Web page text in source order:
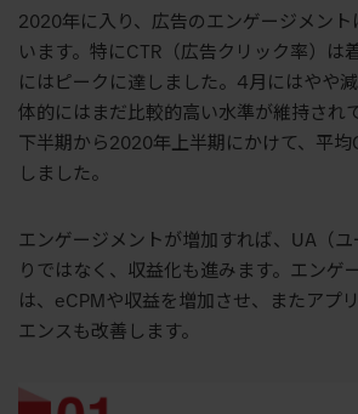
2020年に入り、広告のエンゲージメント
います。特にCTR（広告クリック率）は
にはピークに達しました。4月にはやや
体的にはまだ比較的高い水準が維持され
下半期から2020年上半期にかけて、平
しました。
エンゲージメントが増加すれば、UA（
りではなく、収益化も進みます。エンゲ
は、eCPMや収益を増加させ、またアプ
エンスも改善します。